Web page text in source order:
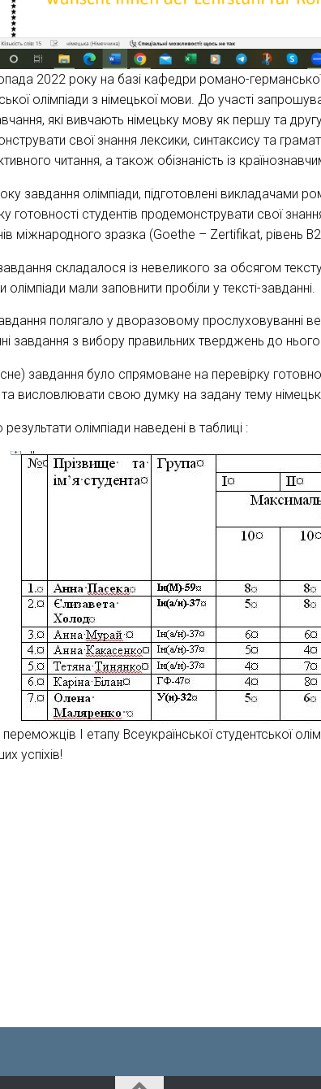
2022 року на базі кафедри романо-германської
олімпіади з німецької мови. До участі
які вивчають німецьку мову як першу та
свої знання лексики, синтаксису та
читання, а також обізнаність із
завдання олімпіади, підготовлені викладачами
готовності студентів продемонструвати свої
міжнародного зразка (Goethe – Zertifikat, рівень
складалося із невеликого за обсягом
олімпіади мали заповнити пробіли у тексті-
полягало у дворазовому прослуховуванні
завдання з вибору правильних тверджень до
завдання було спрямоване на перевірку
та висловлювати свою думку на задану тему
результати олімпіади наведені в таблиці :
переможців I етапу Всеукраїнської студентської
успіхів!